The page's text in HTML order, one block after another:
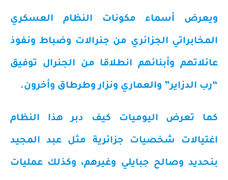
ويعرض أسماء مكونات النظام العسكري
المخابراتي الجزائري من جنرالات وضباط ونفوذ
عائلاتهم وأبنائهم انطلاقا من الجنرال توفيق
“رب الدزاير” والعماري ونزار وطرطاق وأخرون.
كما تعرض اليوميات كيف دبر هذا النظام
اغتيالات شخصيات جزائرية مثل عبد المجيد
بنحديد وصالح جبايلي وغيرهم، وكذلك عمليات